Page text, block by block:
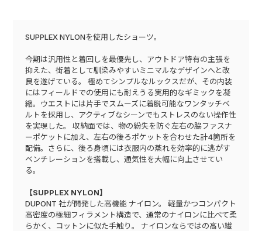
SUPPLEX NYLONを使用したショーツ。
今期は汎用性と着回しを最優先し、アウトドア特有の主張を
抑えた、街着として馴染みやすいミニマルなデザインへと改
良を遂げている。 極めてシンプルなルックスだが、その内装
にはフィールドでの使用にも耐えうる実用的なギミックを凝
縮。ウエストには片手でスムーズに着脱可能なワンタッチベ
ルトを採用し、アクティブなシーンでもストレスのない操作性
を実現した。 収納面では、物の紛失を防ぐ左右の脇ファスナ
ーポケットに加え、左右の後ろポケットを合わせた計4箇所を
配備。さらに、後ろ身頃には衣服内の蒸れを効率的に逃がす
ベンチレーションを搭載し、通気性を大幅に向上させてい
る。
【SUPPLEX NYLON】
DUPONT 社が開発した高機能 ナイロン。 軽量かつコンパクト
高密度の極細フィラメント構造で、通常のナイロンに比べて柔
らかく、コットンに似た手触り。 ナイロンならではの高い繊